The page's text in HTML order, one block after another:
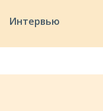
Интервью